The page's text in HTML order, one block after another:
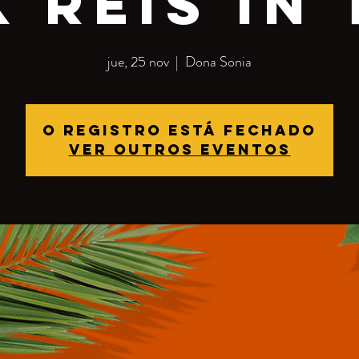
jue, 25 nov
  |
Dona Sonia
O registro está fechado
Ver outros eventos